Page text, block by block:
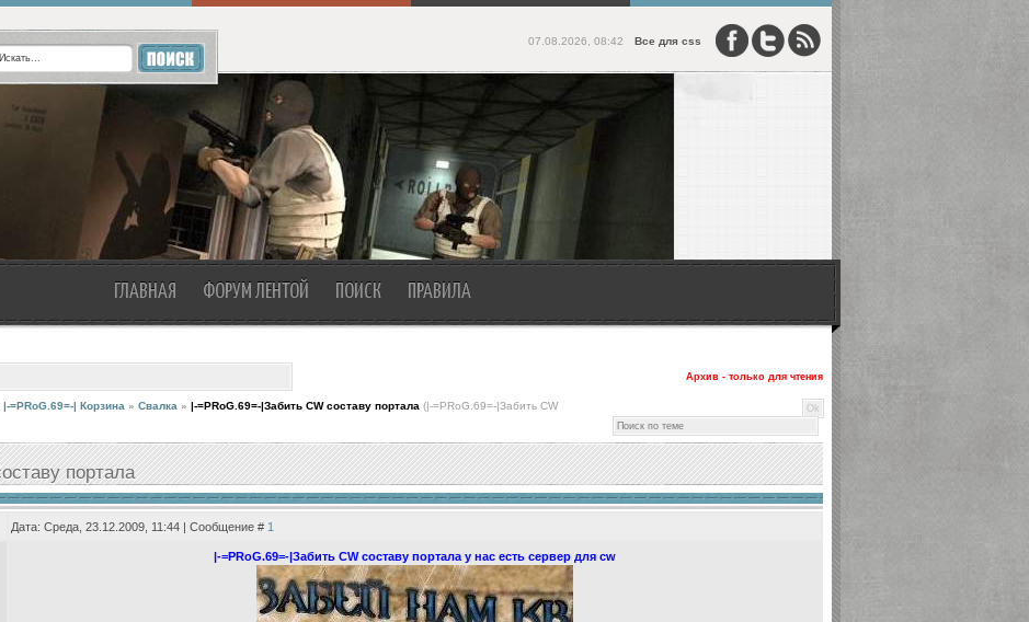
07.08.2026, 08:42 Все для css
ГЛАВНАЯ ФОРУМ ЛЕНТОЙ ПОИСК ПРАВИЛА
Архив - только для чтения
|-=PRoG.69=-| Корзина » Свалка » |-=PRoG.69=-|Забить CW составу портала (|-=PRoG.69=-|Забить CW
портала
Дата: Среда, 23.12.2009, 11:44 | Сообщение # 1
|-=PRoG.69=-|Забить CW составу портала у нас есть сервер для cw